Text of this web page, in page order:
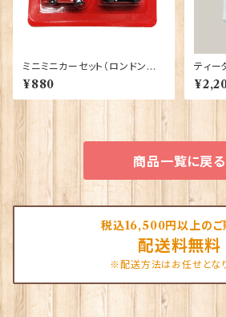
ミニミニカーセット（ロンドンバ
ス＆ブラックキャブ） Elgate Pr
oducts 90322
¥880
ティー
ate
71）
商品一覧に戻る
税込16,500円以上のご
配送料無料
※配送方法はお任せとな